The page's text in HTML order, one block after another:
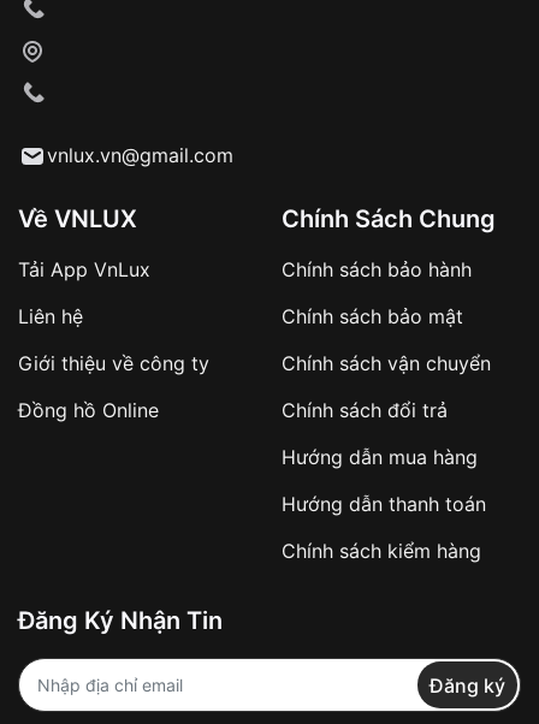
Từ khóa SEO:
sản phẩm đặc biệt
Khách hàng cần
đặt cọc trước 10% giá trị đơn
hàng
Số tiền còn lại thanh toán khi nhận hàng hoặc
✔️ Hạn chế tình trạng hủy đơn không mong
Từ khóa SEO:
vnlux.vn@gmail.com
Về VNLUX
Tải App VnLux
Liên hệ
Giới thiệu về công ty
Đồng hồ Online
Chính Sách Chung
Chính sách bảo hành
Chính sách bảo mật
Chính sách vận chuyển
Chính sách đổi trả
Hướng dẫn mua hàng
Hướng dẫn thanh toán
Chính sách kiểm hàng
Đăng Ký Nhận Tin
Đăng ký